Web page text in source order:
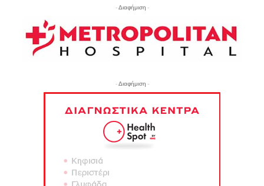
- Διαφήμιση -
- Διαφήμιση -